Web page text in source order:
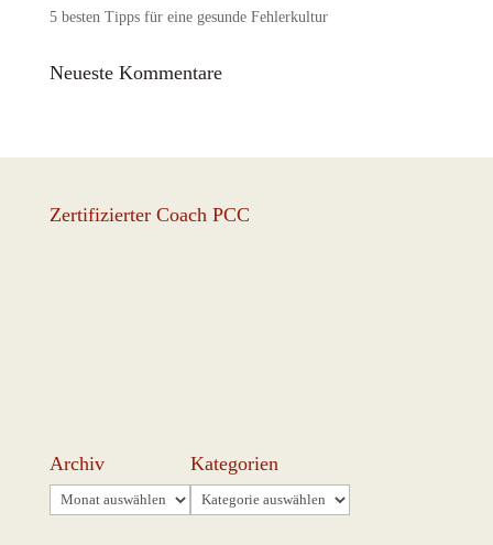
5 besten Tipps für eine gesunde Fehlerkultur
Neueste Kommentare
Zertifizierter Coach PCC
Archiv
Archiv
Kategorien
Kategorien